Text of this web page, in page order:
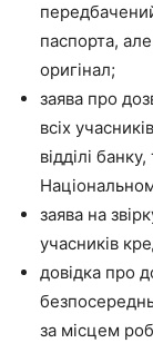
паспорта,
оригінал;
заява про
всіх
відділі
заява на
учасників
довідка про
за місцем